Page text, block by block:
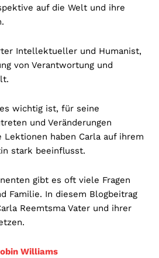
auf die Welt und ihre
Intellektueller und Humanist,
von Verantwortung und
wichtig ist, für seine
und Veränderungen
Lektionen haben Carla auf ihrem
stark beeinflusst.
gibt es oft viele Fragen
Familie. In diesem Blogbeitrag
Reemtsma Vater und ihrer
Williams